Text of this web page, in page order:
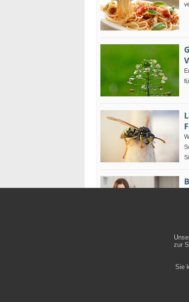
zur
Sie